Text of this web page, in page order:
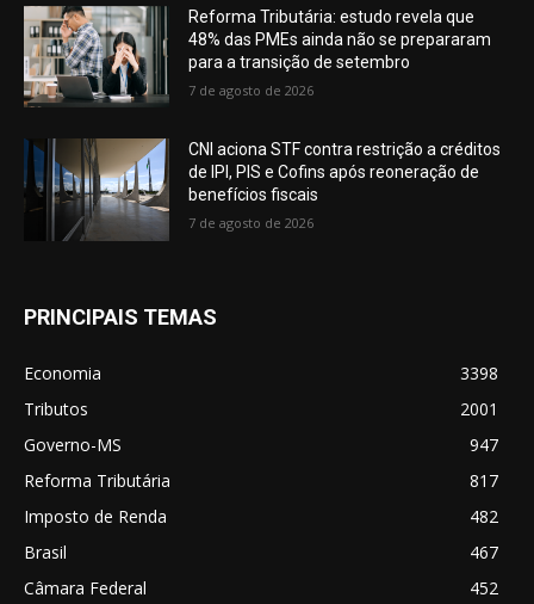
Reforma Tributária: estudo revela que
48% das PMEs ainda não se prepararam
para a transição de setembro
7 de agosto de 2026
CNI aciona STF contra restrição a créditos
de IPI, PIS e Cofins após reoneração de
benefícios fiscais
7 de agosto de 2026
PRINCIPAIS TEMAS
Economia
3398
Tributos
2001
Governo-MS
947
Reforma Tributária
817
Imposto de Renda
482
Brasil
467
Câmara Federal
452